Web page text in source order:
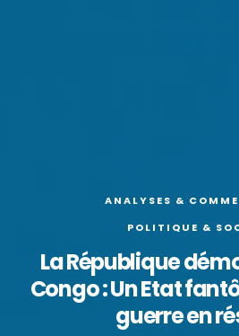
ANALYSES &
POLITIQUE &
La République
Congo : Un Etat
guerre en